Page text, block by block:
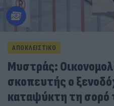
ΑΠΟΚΛΕΙΣΤΙΚΟ
Μυστράς:
σκοπευτής ο
καταψύκτη τη σορό